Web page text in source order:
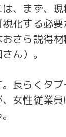
、まず、
化する必
さら説得
ん）。
長らくタ
女性従業